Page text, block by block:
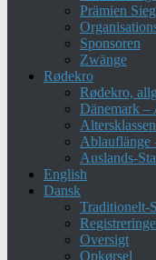
Prämien
Sponsoren
Zwänge
Rødekro
Rødekro,
Dänemark –
Ablauflänge
Auslands-
English
Dansk
Traditionelt-
Oversigt
Opkørsel